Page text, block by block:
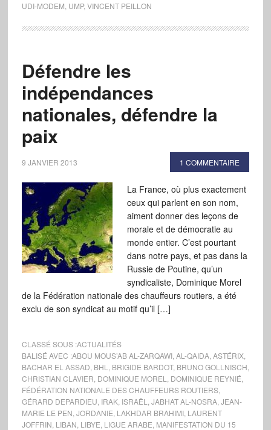
UDI-MODEM UMP, VINCENT PEILLON
Défendre les
indépendances
nationales, défendre la
paix
9 JANVIER 2013 1 COMMENTAIRE
La France, où plus exactement
ceux qui parlent en son nom,
aiment donner des leçons de
morale et de démocratie au
monde entier. C’est pourtant
dans notre pays, et pas dans la
Russie de Poutine, qu’un
syndicaliste, Dominique Morel
de la Fédération nationale des chauffeurs routiers, a été
exclu de son syndicat au motif qu’il […]
CLASSÉ SOUS :ACTUALITÉS
BALISÉ AVEC :ABOU MOUS’AB AL-ZARQAWI, AL-QAIDA, ASTÉRIX,
BACHAR EL ASSAD BHL BRIGIDE BARDOT, BRUNO GOLLNISCH
CHRISTIAN CLAVIER DOMINIQUE MOREL DOMINIQUE REYNIÉ
FÉDÉRATION NATIONALE DES CHAUFFEURS ROUTIERS,
GÉRARD DEPARDIEU IRAK, ISRAËL JABHAT AL-NOSRA, JEAN-
MARIE LE PEN JORDANIE LAKHDAR BRAHIMI, LAURENT
JOFFRIN LIBAN LIBYE LIGUE ARABE MANIFESTATION DU 15